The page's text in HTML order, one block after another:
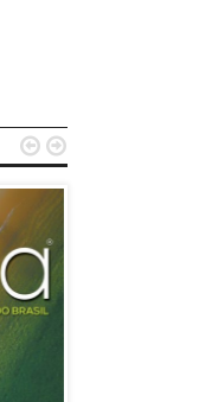
 